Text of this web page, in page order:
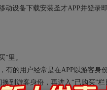
设备下载安装圣才APP并登录
里。
的用户经常是在APP以游客身
到游客身份，再进入“已购买”栏